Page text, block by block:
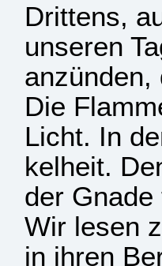
Drit­tens,
unse­ren
anzün­den,
Die
Licht. In
kel­heit.
der
Wir lesen
in ihren